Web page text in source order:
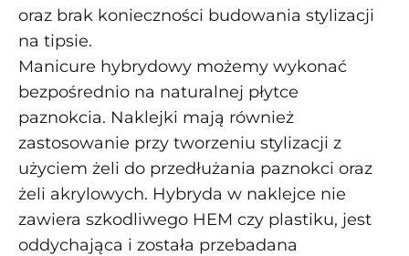
oraz brak konieczności budowania stylizacji
na tipsie.
Manicure hybrydowy możemy wykonać
bezpośrednio na naturalnej płytce
paznokcia. Naklejki mają również
zastosowanie przy tworzeniu stylizacji z
użyciem żeli do przedłużania paznokci oraz
żeli akrylowych. Hybryda w naklejce nie
zawiera szkodliwego HEM czy plastiku, jest
oddychająca i została przebadana